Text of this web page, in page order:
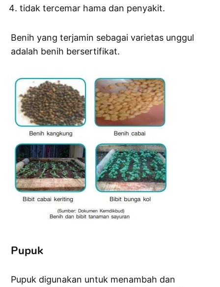
tidak tercemar hama dan penyakit.
Benih yang terjamin sebagai varietas unggul
adalah benih bersertifikat.
Pupuk
Pupuk digunakan untuk menambah dan